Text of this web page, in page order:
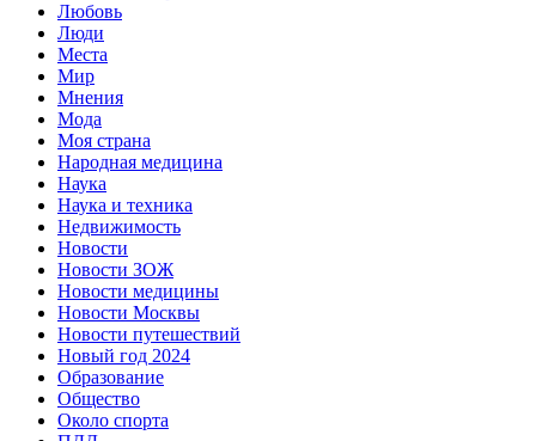
Любовь
Люди
Места
Мир
Мнения
Мода
Моя страна
Народная медицина
Наука
Наука и техника
Недвижимость
Новости
Новости ЗОЖ
Новости медицины
Новости Москвы
Новости путешествий
Новый год 2024
Образование
Общество
Около спорта